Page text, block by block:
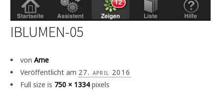
IBLUMEN-05
von Arne
Veröffentlicht am 27. april 2016
Full size is 750 × 1334pixels